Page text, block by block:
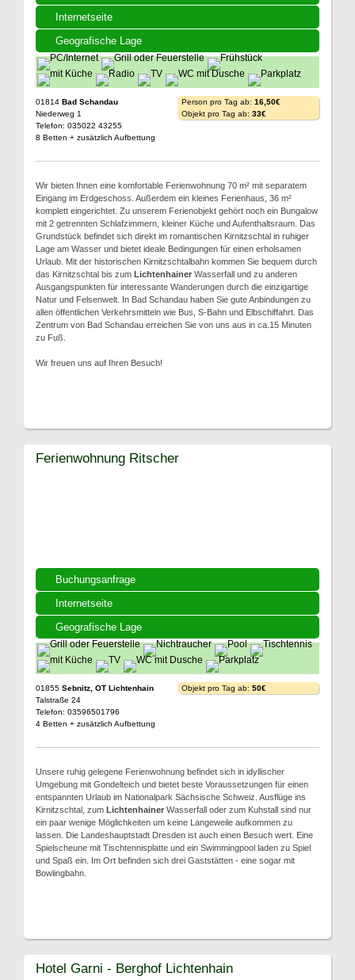
Internetseite
Geografische Lage
01814 Bad Schandau
Niederweg 1
Telefon: 035022 43255
8 Betten + zusätzlich Aufbettung
Person pro Tag ab: 16,50€
Objekt pro Tag ab: 33€
Wir bieten Ihnen eine komfortable Ferienwohnung 70 m² mit separatem
Eingang im Erdgeschoss. Außerdem ein kleines Ferienhaus, 36 m²
komplett eingerichtet. Zu unserem Ferienobjekt gehört noch ein Bungalow
mit 2 getrennten Schlafzimmern, kleiner Küche und Aufenthaltsraum. Das
Grundstück befindet sich direkt im romantischen Kirnitzschtal in ruhiger
Lage am Wasser und bietet ideale Bedingungen für einen erholsamen
Urlaub. Mit der historischen Kirnitzschtalbahn kommen Sie bequem durch
das Kirnitzschtal bis zum Lichtenhainer Wasserfall und zu anderen
Ausgangspunkten für interessante Wanderungen durch die einzigartige
Natur und Felsenwelt. In Bad Schandau haben Sie gute Anbindungen zu
allen öffentlichen Verkehrsmitteln wie Bus, S-Bahn und Elbschiffahrt. Das
Zentrum von Bad Schandau erreichen Sie von uns aus in ca.15 Minuten
zu Fuß.
Wir freuen uns auf Ihren Besuch!
Buchungsanfrage
Internetseite
Geografische Lage
Ferienwohnung Ritscher
01855 Sebnitz, OT Lichtenhain
Talstraße 24
Telefon: 03596501796
4 Betten + zusätzlich Aufbettung
Objekt pro Tag ab: 50€
Unsere ruhig gelegene Ferienwohnung befindet sich in idyllischer
Umgebung mit Gondelteich und bietet beste Voraussetzungen für einen
entspannten Urlaub im Nationalpark Sächsische Schweiz. Ausflüge ins
Kirnitzschtal, zum Lichtenhainer Wasserfall oder zum Kuhstall sind nur
ein paar wenige Möglichkeiten um keine Langeweile aufkommen zu
lassen. Die Landeshauptstadt Dresden ist auch einen Besuch wert. Eine
Spielscheune mit Tischtennisplatte und ein Swimmingpool laden zu Spiel
und Spaß ein. Im Ort befinden sich drei Gaststätten - eine sogar mit
Bowlingbahn.
Hotel Garni - Berghof Lichtenhain